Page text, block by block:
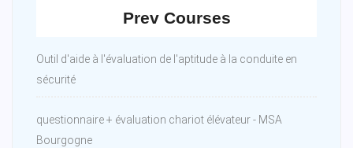
Prev Courses
Outil d'aide à l'évaluation de l'aptitude à la conduite en
sécurité
questionnaire + évaluation chariot élévateur - MSA
Bourgogne